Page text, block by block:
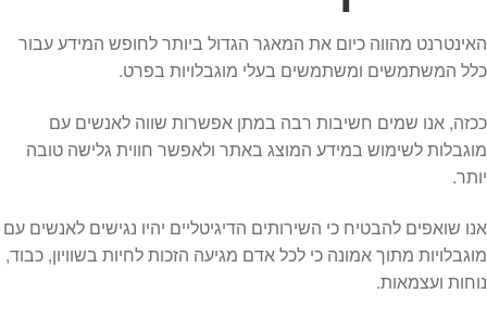
מוצרי קיץ
בובות
יצירה
צור קשר
האינטרנט מהווה כיום את המאגר הגדול ביותר לחופש המידע עבור
כלל המשתמשים ומשתמשים בעלי מוגבלויות בפרט.
ככזה, אנו שמים חשיבות רבה במתן אפשרות שווה לאנשים עם
מוגבלות לשימוש במידע המוצג באתר ולאפשר חווית גלישה טובה
יותר.
אנו שואפים להבטיח כי השירותים הדיגיטליים יהיו נגישים לאנשים עם
מוגבלויות מתוך אמונה כי לכל אדם מגיעה הזכות לחיות בשוויון, כבוד,
נוחות ועצמאות.